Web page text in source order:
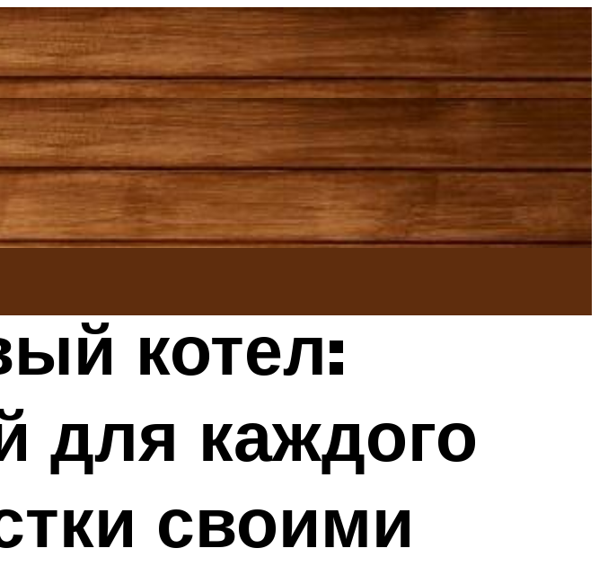
котел:
для каждого
своими